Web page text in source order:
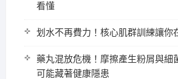
看懂
划水不再費力！核心肌群訓練讓你
藥丸混放危機！摩擦產生粉屑與細
可能藏著健康隱患